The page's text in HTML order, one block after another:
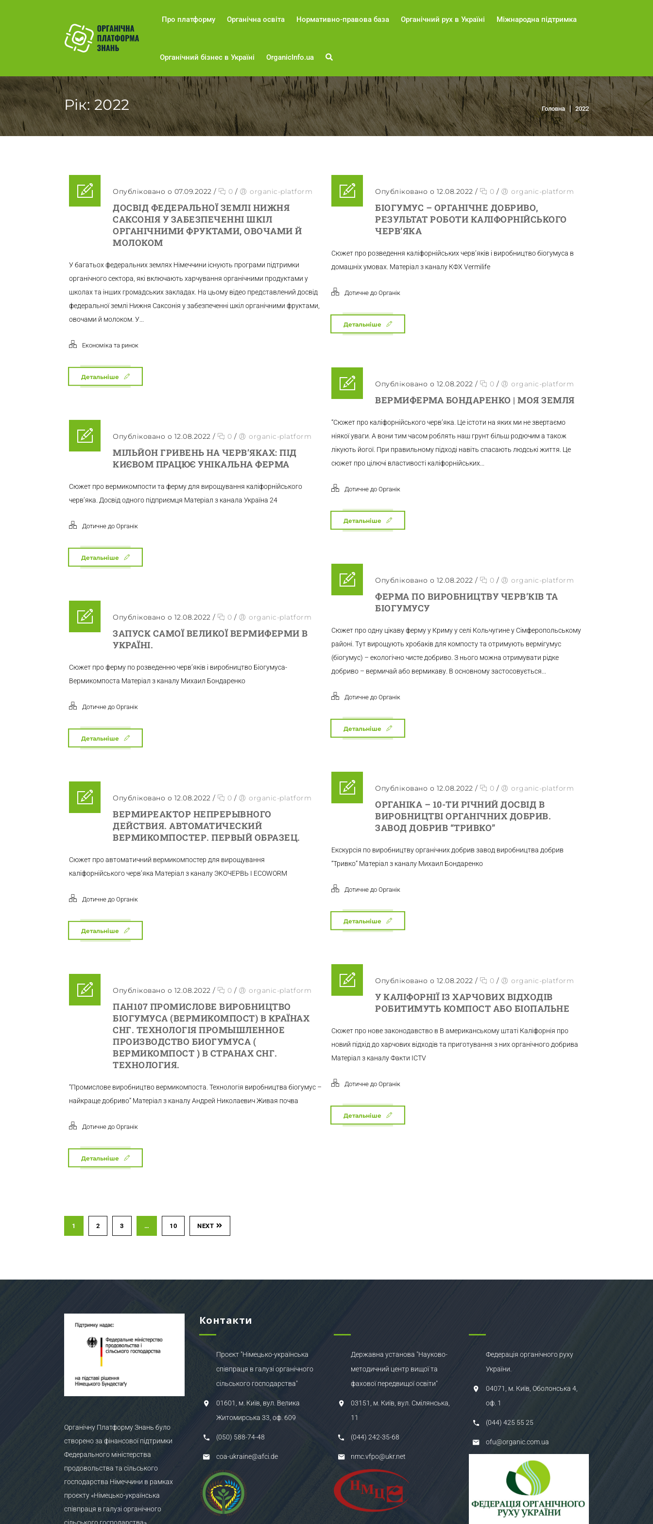
Про платформу Органічна освіта Нормативно-правова база Органічний рух в Україні Міжнародна підтримка
Органічний бізнес в Україні OrganicInfo.ua
Рік:2022 Головна 2022
Опубліковано о 07.09.2022 / 0 / organic-platform
ДОСВІД ФЕДЕРАЛЬНОЇ ЗЕМЛІ НИЖНЯ
САКСОНІЯ У ЗАБЕЗПЕЧЕННІ ШКІЛ
ОРГАНІЧНИМИ ФРУКТАМИ, ОВОЧАМИ Й
МОЛОКОМ
У багатьох федеральних землях Німеччини існують програми підтримки
органічного сектора, які включають харчування органічними продуктами у
школах та інших громадських закладах. На цьому відео представлений досвід
федеральної землі Нижня Саксонія у забезпеченні шкіл органічними фруктами,
овочами й молоком. У...
Економіка та ринок
Детальніше
Опубліковано о 12.08.2022 / 0 / organic-platform
БІОГУМУС – ОРГАНІЧНЕ ДОБРИВО,
РЕЗУЛЬТАТ РОБОТИ КАЛІФОРНІЙСЬКОГО
ЧЕРВ’ЯКА
Сюжет про розведення каліфорнійських черв’яків і виробництво біогумуса в
домашніх умовах. Матеріал з каналу КФХ Vermilife
Дотичне до Органік
Детальніше
Опубліковано о 12.08.2022 / 0 / organic-platform
ВЕРМИФЕРМА БОНДАРЕНКО | МОЯ ЗЕМЛЯ
“Сюжет про каліфорнійського черв’яка. Це істоти на яких ми не звертаємо
ніякої уваги. А вони тим часом роблять наш грунт більш родючим а також
лікують йогої. При правильному підході навіть спасають людські життя. Це
сюжет про цілючі властивості каліфорнійських...
Дотичне до Органік
Детальніше
Опубліковано о 12.08.2022 / 0 / organic-platform
МІЛЬЙОН ГРИВЕНЬ НА ЧЕРВ’ЯКАХ: ПІД
КИЄВОМ ПРАЦЮЄ УНІКАЛЬНА ФЕРМА
Сюжет про вермикомпости та ферму для вирощування каліфорнійського
черв’яка. Досвід одного підприємця Матеріал з канала Україна 24
Дотичне до Органік
Детальніше
Опубліковано о 12.08.2022 / 0 / organic-platform
ФЕРМА ПО ВИРОБНИЦТВУ ЧЕРВ’КІВ ТА
БІОГУМУСУ
Сюжет про одну цікаву ферму у Криму у селі Кольчугине у Сімферопольському
районі. Тут вирощують хробаків для компосту та отримують вермігумус
(біогумус) – екологічно чисте добриво. З нього можна отримувати рідке
добриво – вермичай або вермикаву. В основному застосовується...
Дотичне до Органік
Детальніше
Опубліковано о 12.08.2022 / 0 / organic-platform
ЗАПУСК САМОЇ ВЕЛИКОЇ ВЕРМИФЕРМИ В
УКРАЇНІ.
Сюжет про ферму по розведенню черв’яків і виробництво Біогумуса-
Вермикомпоста Матеріал з каналу Михаил Бондаренко
Дотичне до Органік
Детальніше
Опубліковано о 12.08.2022 / 0 / organic-platform
ОРГАНІКА – 10-ТИ РІЧНИЙ ДОСВІД В
ВИРОБНИЦТВІ ОРГАНІЧНИХ ДОБРИВ.
ЗАВОД ДОБРИВ “ТРИВКО”
Екскурсія по виробництву органічних добрив завод виробництва добрив
“Тривко” Матеріал з каналу Михаил Бондаренко
Дотичне до Органік
Детальніше
Опубліковано о 12.08.2022 / 0 / organic-platform
ВЕРМИРЕАКТОР НЕПРЕРЫВНОГО
ДЕЙСТВИЯ. АВТОМАТИЧЕСКИЙ
ВЕРМИКОМПОСТЕР. ПЕРВЫЙ ОБРАЗЕЦ.
Сюжет про автоматичний вермикомпостер для вирощування
каліфорнійського черв’яка Матеріал з каналу ЭКОЧЕРВЬ I ECOWORM
Дотичне до Органік
Детальніше
Опубліковано о 12.08.2022 / 0 / organic-platform
У КАЛІФОРНІЇ ІЗ ХАРЧОВИХ ВІДХОДІВ
РОБИТИМУТЬ КОМПОСТ АБО БІОПАЛЬНЕ
Сюжет про нове законодавство в В американському штаті Каліфорнія про
новий підхід до харчових відходів та приготування з них органічного добрива
Матеріал з каналу Факти ICTV
Дотичне до Органік
Детальніше
Опубліковано о 12.08.2022 / 0 / organic-platform
ПАН107 ПРОМИСЛОВЕ ВИРОБНИЦТВО
БІОГУМУСА (ВЕРМИКОМПОСТ) В КРАЇНАХ
СНГ. ТЕХНОЛОГІЯ ПРОМЫШЛЕННОЕ
ПРОИЗВОДСТВО БИОГУМУСА (
ВЕРМИКОМПОСТ ) В СТРАНАХ СНГ.
ТЕХНОЛОГИЯ.
“Промислове виробництво вермикомпоста. Технологія виробництва біогумус –
найкраще добриво” Матеріал з каналу Андрей Николаевич Живая почва
Дотичне до Органік
Детальніше
1 2 3 … 10 NEXT
Органічну Платформу Знань було
створено за фінансової підтримки
Федерального міністерства
продовольства та сільського
господарства Німеччини в рамках
проєкту «Німецько-українська
співпраця в галузі органічного
Контакти
Проєкт "Німецько-українська
співпраця в галузі органічного
сільського господарства"
01601, м. Київ, вул. Велика
Житомирська 33, оф. 609
(050) 588-74-48
coa-ukraine@afci.de
Державна установа "Науково-
методичний центр вищої та
фахової передвищої освіти"
03151, м. Київ, вул. Смілянська,
11
(044) 242-35-68
nmc.vfpo@ukr.net
Федерація органічного руху
України.
04071, м. Київ, Оболонська 4,
оф. 1
(044) 425 55 25
ofu@organic.com.ua